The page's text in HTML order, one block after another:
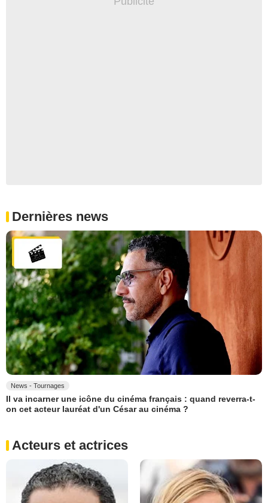
Dernières news
News - Tournages
Il va incarner une icône du cinéma français : quand reverra-t-
on cet acteur lauréat d'un César au cinéma ?
Acteurs et actrices